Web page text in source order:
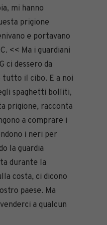
mi hanno
prigione
e portavano
<< Ma i guardiani
ci dessero da
tutto il cibo. E a noi
spaghetti bolliti,
prigione, racconta
a comprare i
i neri per
la guardia
durante la
costa, ci dicono
paese. Ma
a qualcun